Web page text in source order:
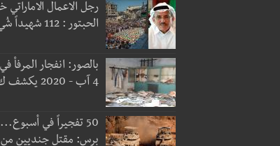
رجل الاعمال
الحبتور : 112 شهيداً شُي...
بالصور: انفجار المرفأ
4 آب - 2020 يكشف ك...
50 تفجيراً في
برس: مقتل جنديين